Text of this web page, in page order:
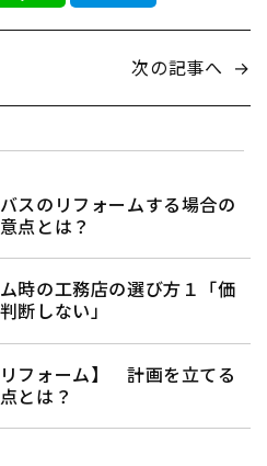
次の記事へ →
スのリフォームする場合の
点とは？
時の工務店の選び方１「価
断しない」
フォーム】 計画を立てる
とは？